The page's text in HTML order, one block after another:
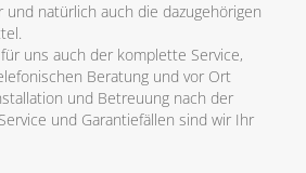
und natürlich auch die dazugehörigen
uns auch der komplette Service,
Beratung und vor Ort
und Betreuung nach der
und Garantiefällen sind wir Ihr